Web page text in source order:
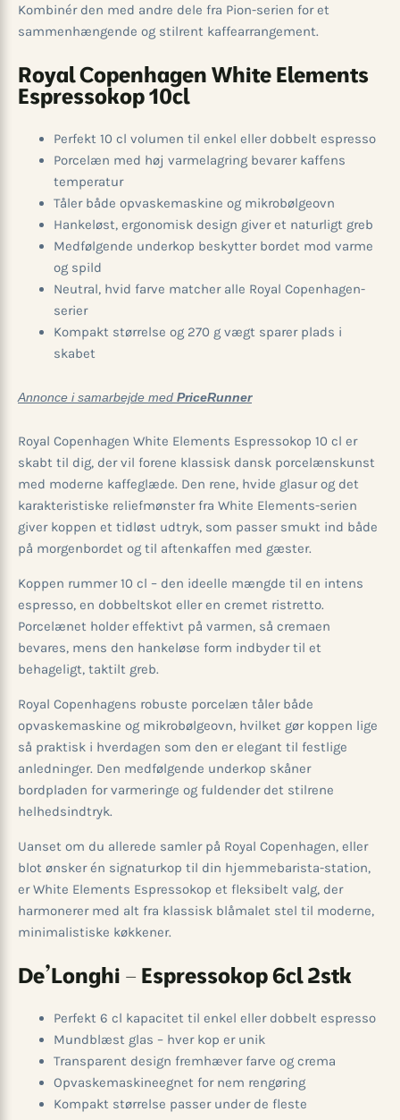
Kombinér den med andre dele fra Pion-serien for et
sammenhængende og stilrent kaffearrangement.
Royal Copenhagen White Elements
Espressokop 10cl
Perfekt 10 cl volumen til enkel eller dobbelt espresso
Porcelæn med høj varmelagring bevarer kaffens
temperatur
Tåler både opvaskemaskine og mikrobølgeovn
Hankeløst, ergonomisk design giver et naturligt greb
Medfølgende underkop beskytter bordet mod varme
og spild
Neutral, hvid farve matcher alle Royal Copenhagen-
serier
Kompakt størrelse og 270 g vægt sparer plads i
skabet
Annonce i samarbejde med PriceRunner
Royal Copenhagen White Elements Espressokop 10 cl er
skabt til dig, der vil forene klassisk dansk porcelænskunst
med moderne kaffeglæde. Den rene, hvide glasur og det
karakteristiske reliefmønster fra White Elements-serien
giver koppen et tidløst udtryk, som passer smukt ind både
på morgenbordet og til aftenkaffen med gæster.
Koppen rummer 10 cl – den ideelle mængde til en intens
espresso, en dobbeltskot eller en cremet ristretto.
Porcelænet holder effektivt på varmen, så cremaen
bevares, mens den hankeløse form indbyder til et
behageligt, taktilt greb.
Royal Copenhagens robuste porcelæn tåler både
opvaskemaskine og mikrobølgeovn, hvilket gør koppen lige
så praktisk i hverdagen som den er elegant til festlige
anledninger. Den medfølgende underkop skåner
bordpladen for varmeringe og fuldender det stilrene
helhedsindtryk.
Uanset om du allerede samler på Royal Copenhagen, eller
blot ønsker én signaturkop til din hjemmebarista-station,
er White Elements Espressokop et fleksibelt valg, der
harmonerer med alt fra klassisk blåmalet stel til moderne,
minimalistiske køkkener.
De’Longhi – Espressokop 6cl 2stk
Perfekt 6 cl kapacitet til enkel eller dobbelt espresso
Mundblæst glas – hver kop er unik
Transparent design fremhæver farve og crema
Opvaskemaskineegnet for nem rengøring
Kompakt størrelse passer under de fleste